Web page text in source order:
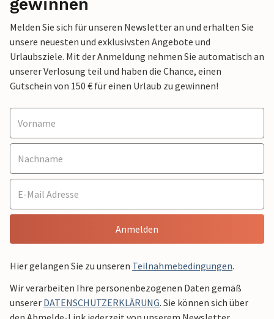
gewinnen
Melden Sie sich für unseren Newsletter an und erhalten Sie
unsere neuesten und exklusivsten Angebote und
Urlaubsziele. Mit der Anmeldung nehmen Sie automatisch an
unserer Verlosung teil und haben die Chance, einen
Gutschein von 150 € für einen Urlaub zu gewinnen!
Anmelden
Hier gelangen Sie zu unseren Teilnahmebedingungen.
Wir verarbeiten Ihre personenbezogenen Daten gemäß
unserer DATENSCHUTZERKLÄRUNG. Sie können sich über